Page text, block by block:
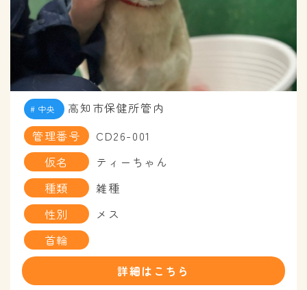
中央
高知市保健所管内
管理番号
CD26-001
仮名
ティーちゃん
種類
雑種
性別
メス
首輪
詳細はこちら